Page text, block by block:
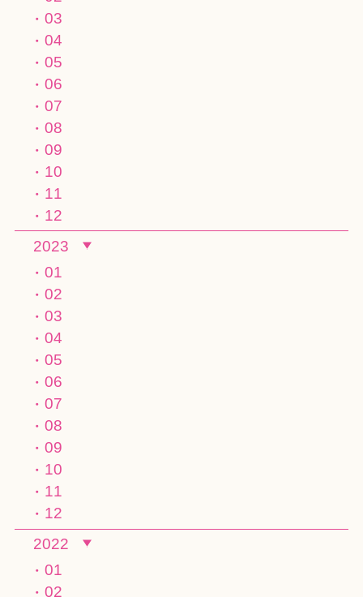
03
04
05
06
07
08
09
10
11
12
2023
01
02
03
04
05
06
07
08
09
10
11
12
2022
01
02